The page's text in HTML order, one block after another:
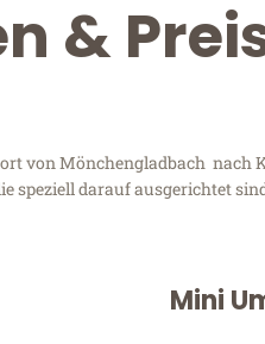
&
von Mönchengladbach
speziell darauf ausgerichtet
Mini